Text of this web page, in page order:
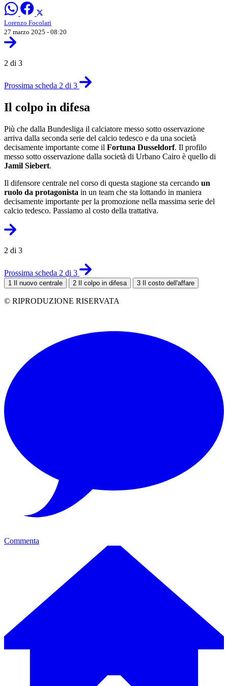
Lorenzo Focolari
27 marzo 2025 - 08:20
2 di 3
Prossima scheda 2 di 3
Il colpo in difesa
Più che dalla Bundesliga il calciatore messo sotto osservazione
arriva dalla seconda serie del calcio tedesco e da una società
decisamente importante come il Fortuna Dusseldorf. Il profilo
messo sotto osservazione dalla società di Urbano Cairo è quello di
Jamil Siebert.
Il difensore centrale nel corso di questa stagione sta cercando un
ruolo da protagonista in un team che sta lottando in maniera
decisamente importante per la promozione nella massima serie del
calcio tedesco. Passiamo al costo della trattativa.
2 di 3
Prossima scheda 2 di 3
1 Il nuovo centrale 2 Il colpo in difesa 3 Il costo dell'affare
© RIPRODUZIONE RISERVATA
Commenta